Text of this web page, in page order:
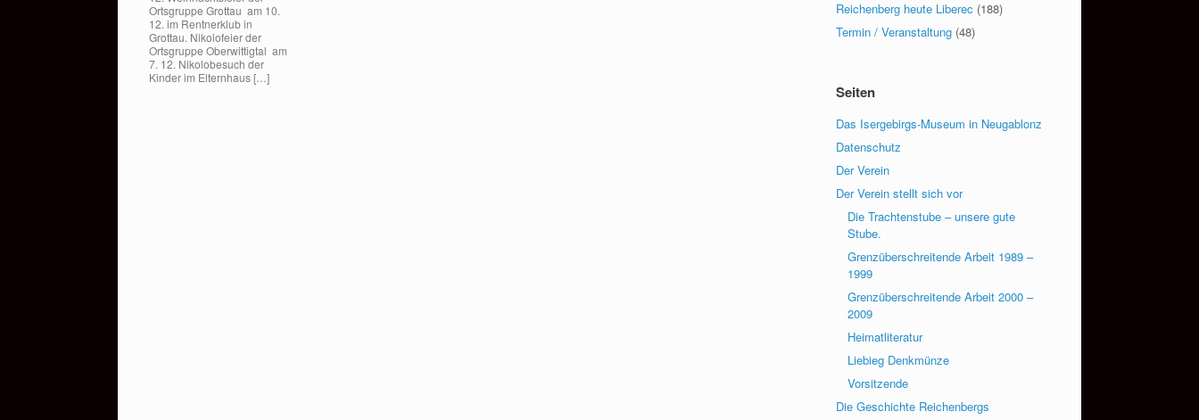
Ortsgruppe Grottau am 10.
12. im Rentnerklub in
Grottau. Nikolofeier der
Ortsgruppe Oberwittigtal am
7. 12. Nikolobesuch der
Kinder im Elternhaus […]
Reichenberg heute Liberec (188)
Termin / Veranstaltung (48)
Seiten
Das Isergebirgs-Museum in Neugablonz
Datenschutz
Der Verein
Der Verein stellt sich vor
Die Trachtenstube – unsere gute
Stube.
Grenzüberschreitende Arbeit 1989 –
1999
Grenzüberschreitende Arbeit 2000 –
2009
Heimatliteratur
Liebieg Denkmünze
Vorsitzende
Die Geschichte Reichenbergs